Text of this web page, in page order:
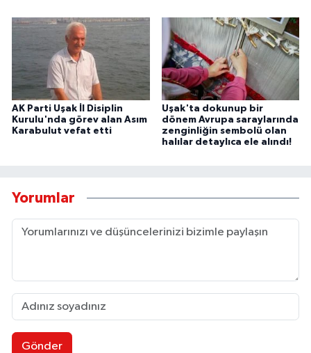
AK Parti Uşak İl Disiplin
Kurulu'nda görev alan Asım
Karabulut vefat etti
Uşak'ta dokunup bir
dönem Avrupa saraylarında
zenginliğin sembolü olan
halılar detaylıca ele alındı!
Yorumlar
Gönder